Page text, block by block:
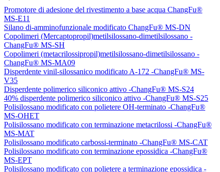
Promotore di adesione del rivestimento a base acqua ChangFu®
MS-E11
Silano di-amminofunzionale modificato ChangFu® MS-DN
Copolimeri (Mercaptopropil)metilsilossano-dimetilsilossano -
ChangFu® MS-SH
Copolimeri (metacrilossipropil)metilsilossano-dimetilsilossano -
ChangFu® MS-MA09
Disperdente vinil-silossanico modificato A-172 -ChangFu® MS-
V35
Disperdente polimerico siliconico attivo -ChangFu® MS-S24
40% disperdente polimerico siliconico attivo -ChangFu® MS-S25
Polisilossano modificato con polietere OH-terminato -ChangFu®
MS-OHET
Polisilossano modificato con terminazione metacrilossi -ChangFu®
MS-MAT
Polisilossano modificato carbossi-terminato -ChangFu® MS-CAT
Polisilossano modificato con terminazione epossidica -ChangFu®
MS-EPT
Polisilossano modificato con polietere a terminazione epossidica -